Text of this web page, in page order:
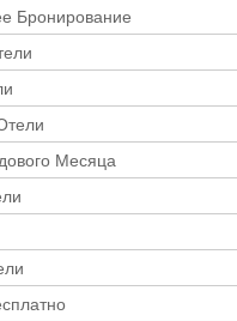
Бронирование
Месяца